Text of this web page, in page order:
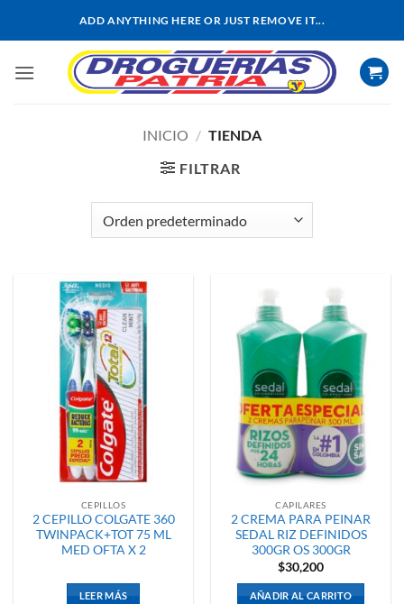
ADD ANYTHING HERE OR JUST REMOVE IT...
INICIO / TIENDA
FILTRAR
CEPILLOS
2 CEPILLO COLGATE 360
TWINPACK+TOT 75 ML
MED OFTA X 2
LEER MÁS
CAPILARES
2 CREMA PARA PEINAR
SEDAL RIZ DEFINIDOS
300GR OS 300GR
$30,200
AÑADIR AL CARRITO